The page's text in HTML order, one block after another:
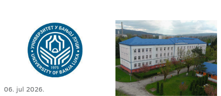
06. jul 2026.